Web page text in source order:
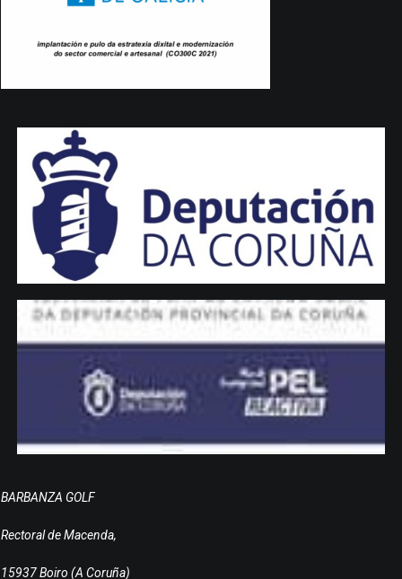
BARBANZA GOLF
Rectoral de Macenda,
15937 Boiro (A Coruña)